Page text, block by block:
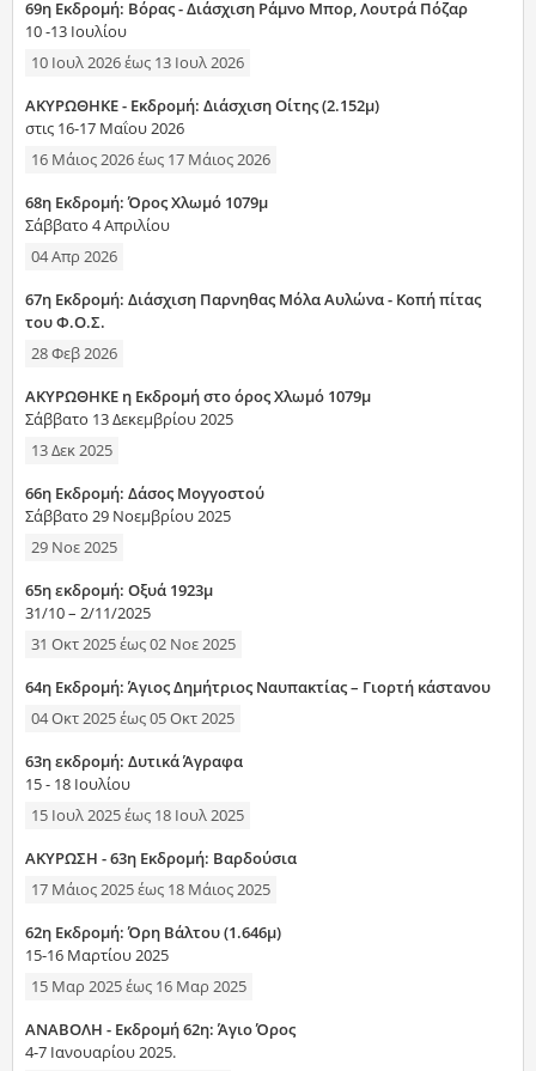
69η Εκδρομή: Βόρας - Διάσχιση Ράμνο Μπορ, Λουτρά Πόζαρ
10 -13 Ιουλίου
10 Ιουλ 2026έως 13 Ιουλ 2026
ΑΚΥΡΩΘΗΚΕ - Εκδρομή: Διάσχιση Οίτης (2.152μ)
στις 16-17 Μαΐου 2026
16 Μάιος 2026έως 17 Μάιος 2026
68η Εκδρομή: Όρος Χλωμό 1079μ
Σάββατο 4 Απριλίου
04 Απρ 2026
67η Εκδρομή: Διάσχιση Παρνηθας Μόλα Αυλώνα - Κοπή πίτας
του Φ.Ο.Σ.
28 Φεβ 2026
ΑΚΥΡΩΘΗΚΕ η Εκδρομή στο όρος Χλωμό 1079μ
Σάββατο 13 Δεκεμβρίου 2025
13 Δεκ 2025
66η Εκδρομή: Δάσος Μογγοστού
Σάββατο 29 Νοεμβρίου 2025
29 Νοε 2025
65η εκδρομή: Οξυά 1923μ
31/10 – 2/11/2025
31 Οκτ 2025έως02 Νοε 2025
64η Εκδρομή: Άγιος Δημήτριος Ναυπακτίας – Γιορτή κάστανου
04 Οκτ 2025έως05 Οκτ 2025
63η εκδρομή: Δυτικά Άγραφα
15 - 18 Ιουλίου
15 Ιουλ 2025έως 18 Ιουλ 2025
AKYΡΩΣΗ - 63η Εκδρομή: Βαρδούσια
17 Μάιος 2025έως 18 Μάιος 2025
62η Εκδρομή: Όρη Βάλτου (1.646μ)
15-16 Μαρτίου 2025
15 Μαρ 2025έως 16 Μαρ 2025
ANAΒΟΛΗ - Εκδρομή 62η: Άγιο Όρος
4-7 Ιανουαρίου 2025.